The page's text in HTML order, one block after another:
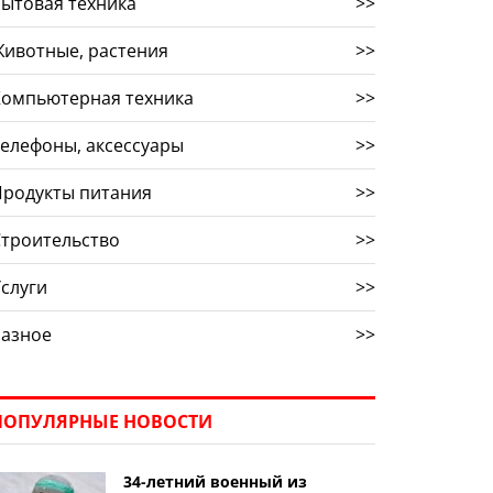
растения
>>
техника
>>
аксессуары
>>
питания
>>
>>
>>
>>
НОВОСТИ
34-летний военный из